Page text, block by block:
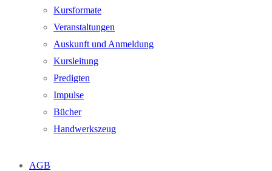
Kursformate
Veranstaltungen
Auskunft und Anmeldung
Kursleitung
Predigten
Impulse
Bücher
Handwerkszeug
AGB